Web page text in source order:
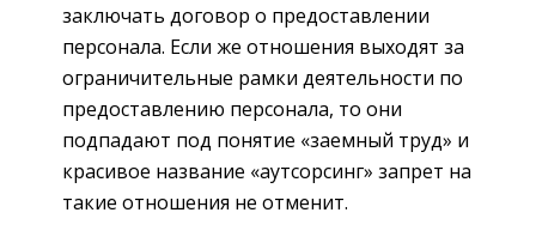
заключать договор о предоставлении
персонала. Если же отношения выходят за
ограничительные рамки деятельности по
предоставлению персонала, то они
подпадают под понятие «заемный труд» и
красивое название «аутсорсинг» запрет на
такие отношения не отменит.